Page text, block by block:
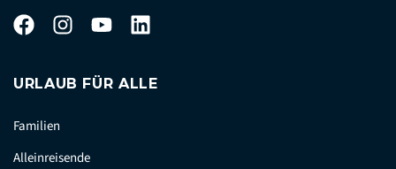
URLAUB FÜR ALLE
Familien
Alleinreisende